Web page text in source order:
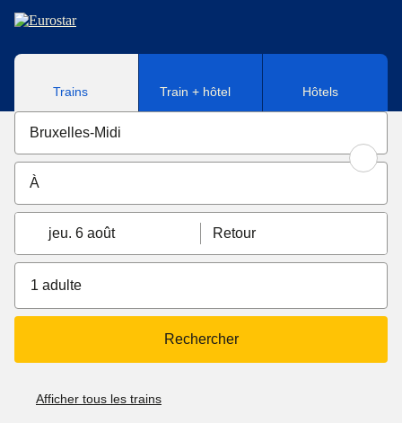
Aller au contenu principal
Trains Train + hôtel Hôtels
jeu. 6 août Retour
1 adulte
Rechercher
Afficher tous les trains